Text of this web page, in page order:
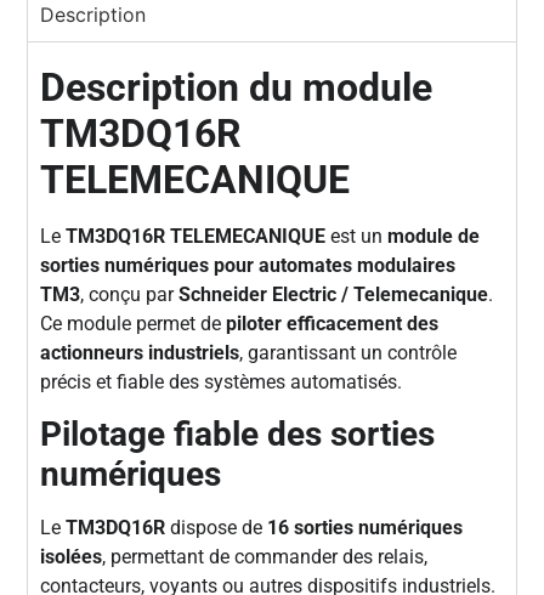
Description
Description du module
TM3DQ16R
TELEMECANIQUE
LeTM3DQ16R TELEMECANIQUE est unmodule de
sorties numériques pour automates modulaires
TM3, conçu parSchneider Electric / Telemecanique.
Ce module permet depiloter efficacement des
actionneurs industriels, garantissant un contrôle
précis et fiable des systèmes automatisés.
Pilotage fiable des sorties
numériques
LeTM3DQ16R dispose de 16 sorties numériques
isolées, permettant de commander des relais,
contacteurs, voyants ou autres dispositifs industriels.